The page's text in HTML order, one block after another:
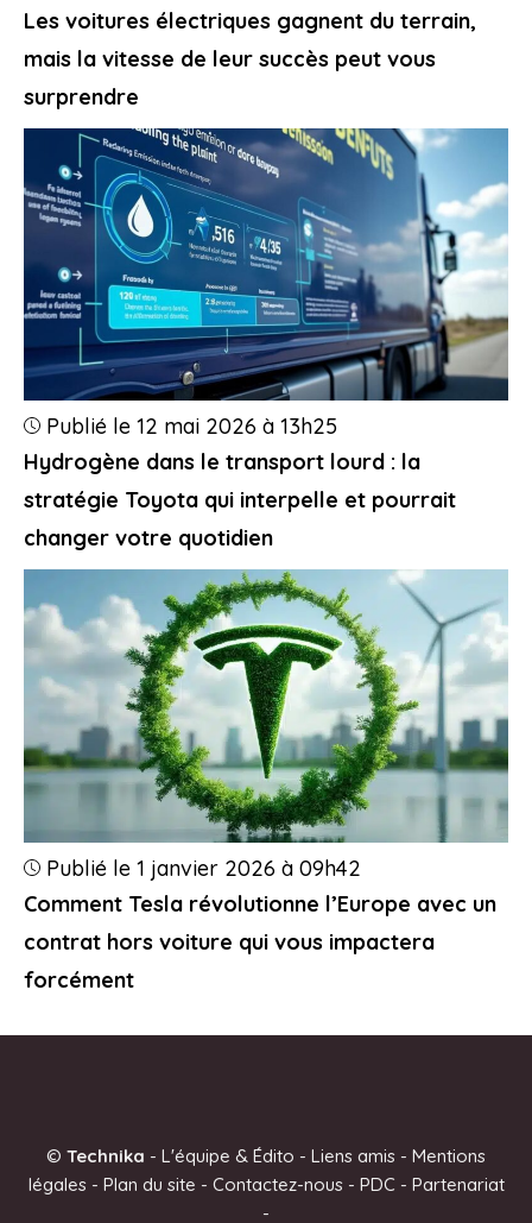
Les voitures électriques gagnent du terrain,
mais la vitesse de leur succès peut vous
surprendre
Hydrogène dans le transport lourd : la
stratégie Toyota qui interpelle et pourrait
changer votre quotidien
Publié le 12 mai 2026 à 13h25
Comment Tesla révolutionne l’Europe avec un
contrat hors voiture qui vous impactera
forcément
Publié le 1 janvier 2026 à 09h42
© Technika - L'équipe & Édito - Liens amis - Mentions
légales- Plan du site - Contactez-nous- PDC - Partenariat
-